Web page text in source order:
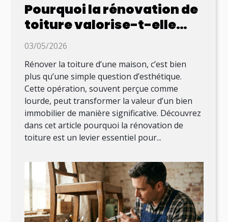
Pourquoi la rénovation de
toiture valorise-t-elle
autant un bien immobilier
03/05/2026
Rénover la toiture d’une maison, c’est bien
plus qu’une simple question d’esthétique.
Cette opération, souvent perçue comme
lourde, peut transformer la valeur d’un bien
immobilier de manière significative. Découvrez
dans cet article pourquoi la rénovation de
toiture est un levier essentiel pour...